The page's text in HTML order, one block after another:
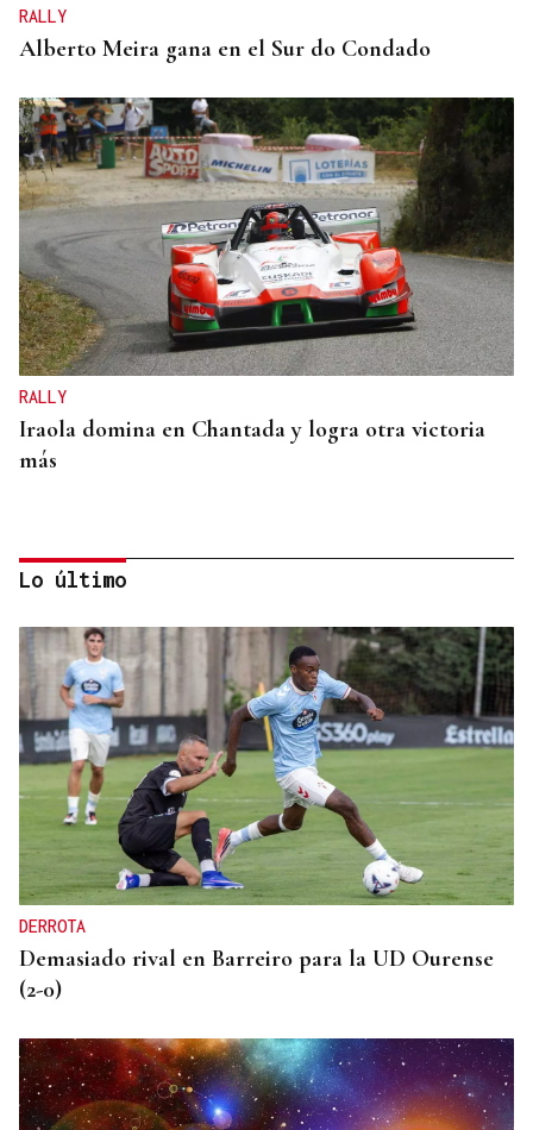
RALLY
Alberto Meira gana en el Sur do Condado
RALLY
Iraola domina en Chantada y logra otra victoria
más
A TODA VELOCIDAD
Vídeo | Así fue el espectacular salto de “Cohete”
Suárez en el Rally Rías Baixas que dejó sin
respiración a los aficionados
Lo último
DERROTA
Demasiado rival en Barreiro para la UD Ourense
(2-0)